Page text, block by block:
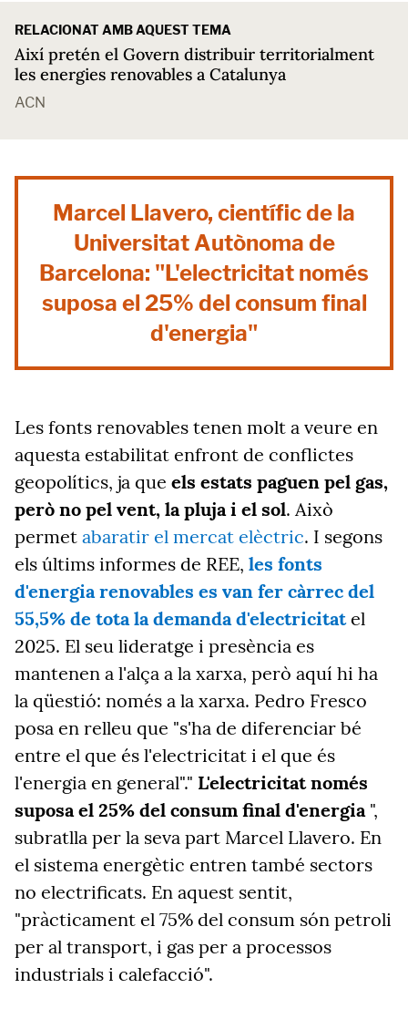
RELACIONAT AMB AQUEST TEMA
Així pretén el Govern distribuir territorialment
les energies renovables a Catalunya
ACN
Marcel Llavero, científic de la
Universitat Autònoma de
Barcelona: "L'electricitat només
suposa el 25% del consum final
d'energia"
Les fonts renovables tenen molt a veure en
aquesta estabilitat enfront de conflictes
geopolítics, ja que els estats paguen pel gas,
però no pel vent, la pluja i el sol. Això
permet abaratir el mercat elèctric. I segons
els últims informes de REE, les fonts
d'energia renovables es van fer càrrec del
55,5% de tota la demanda d'electricitatel
2025. El seu lideratge i presència es
mantenen a l'alça a la xarxa, però aquí hi ha
la qüestió: només a la xarxa. Pedro Fresco
posa en relleu que "s'ha de diferenciar bé
entre el que és l'electricitat i el que és
l'energia en general"." L'electricitat només
suposa el 25% del consum final d'energia",
subratlla per la seva part Marcel Llavero. En
el sistema energètic entren també sectors
no electrificats. En aquest sentit,
"pràcticament el 75% del consum són petroli
per al transport, i gas per a processos
industrials i calefacció".